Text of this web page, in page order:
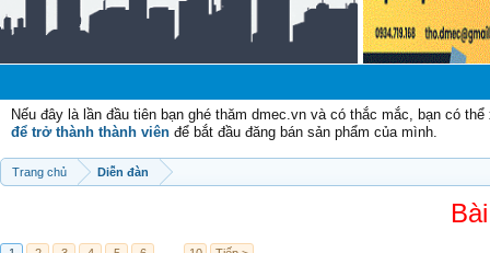
Nếu đây là lần đầu tiên bạn ghé thăm dmec.vn và có thắc mắc, bạn có
để trở thành thành viên để bắt đầu đăng bán sản phẩm của mình.
Trang chủ Diễn đàn